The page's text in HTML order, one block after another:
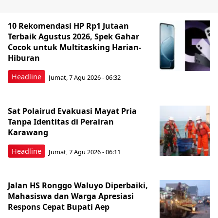
Headline
10 Rekomendasi HP Rp1 Jutaan
Terbaik Agustus 2026, Spek Gahar
Cocok untuk Multitasking Harian-
Hiburan
Jumat, 7 Agu 2026 - 06:32
Headline
Sat Polairud Evakuasi Mayat Pria
Tanpa Identitas di Perairan
Karawang
Jumat, 7 Agu 2026 - 06:11
Jalan HS Ronggo Waluyo Diperbaiki,
Mahasiswa dan Warga Apresiasi
Respons Cepat Bupati Aep